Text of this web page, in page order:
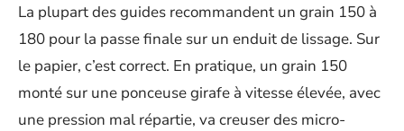
La plupart des guides recommandent un grain 150 à
180 pour la passe finale sur un enduit de lissage. Sur
le papier, c’est correct. En pratique, un grain 150
monté sur une ponceuse girafe à vitesse élevée, avec
une pression mal répartie, va creuser des micro-